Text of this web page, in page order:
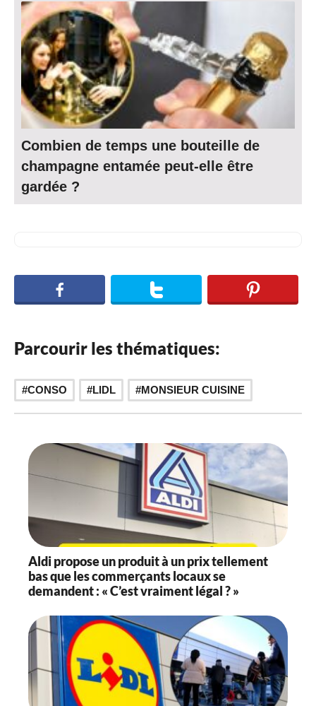
Combien de temps une bouteille de
champagne entamée peut-elle être
gardée ?
Parcourir les thématiques:
CONSO LIDL MONSIEUR CUISINE
Aldi propose un produit à un prix tellement
bas que les commerçants locaux se
demandent : « C’est vraiment légal ? »